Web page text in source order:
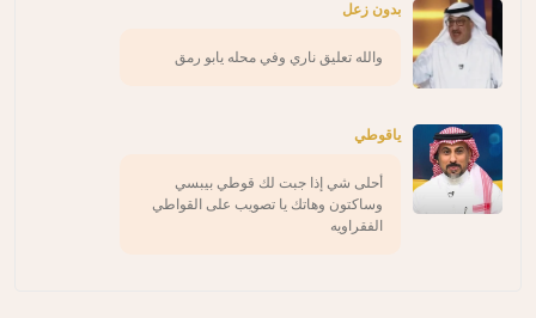
بدون زعل
والله تعليق ناري وفي محله يابو رمق
ياقوطي
أحلى شي إذا جبت لك قوطي بيبسي
وساكتون وهاتك يا تصويب على القواطي
الفقراويه